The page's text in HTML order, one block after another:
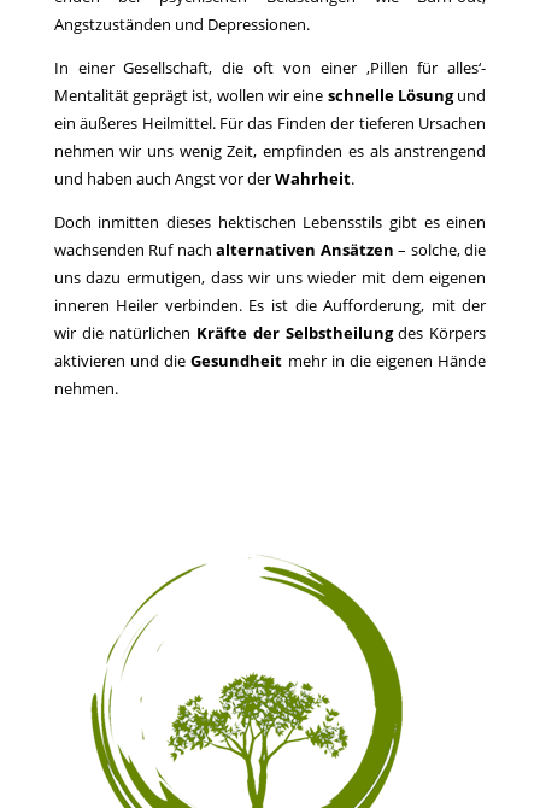
Angstzuständen und Depressionen.
In einer Gesellschaft, die oft von einer ‚Pillen für alles‘-
Mentalität geprägt ist, wollen wir eine schnelle Lösungund
ein äußeres Heilmittel. Für das Finden der tieferen Ursachen
nehmen wir uns wenig Zeit, empfinden es als anstrengend
und haben auch Angst vor derWahrheit.
Doch inmitten dieses hektischen Lebensstils gibt es einen
wachsenden Ruf nachalternativen Ansätzen – solche, die
uns dazu ermutigen, dass wir uns wieder mit dem eigenen
inneren Heiler verbinden. Es ist die Aufforderung, mit der
wir die natürlichen Kräfte der Selbstheilungdes Körpers
aktivieren und dieGesundheit mehr in die eigenen Hände
nehmen.